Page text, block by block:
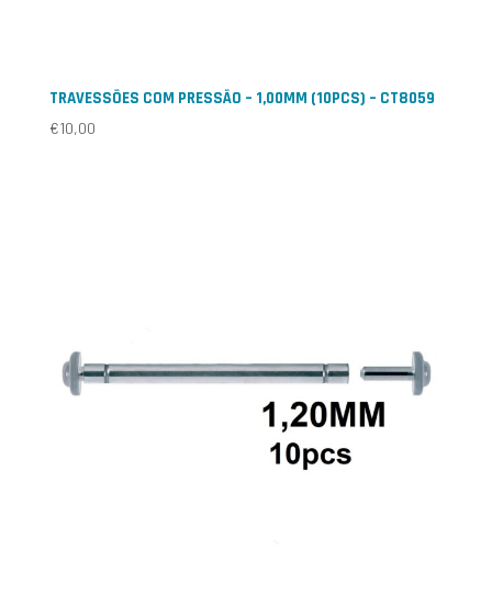
TRAVESSÕES COM PRESSÃO – 1,00MM (10PCS) – CT8059
€10,00